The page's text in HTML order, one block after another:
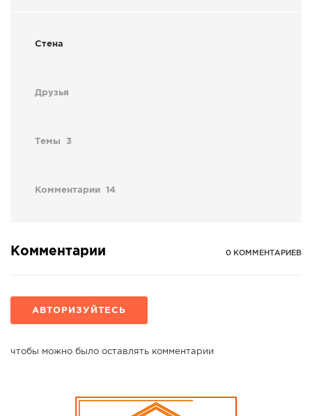
Стена
Друзья
Темы 3
Комментарии 14
Комментарии 0 КОММЕНТАРИЕВ
АВТОРИЗУЙТЕСЬ
чтобы можно было оставлять комментарии